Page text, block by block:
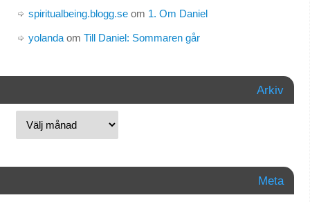
spiritualbeing.blogg.seom 1. Om Daniel
yolandaom Till Daniel: Sommaren går
Arkiv
Meta